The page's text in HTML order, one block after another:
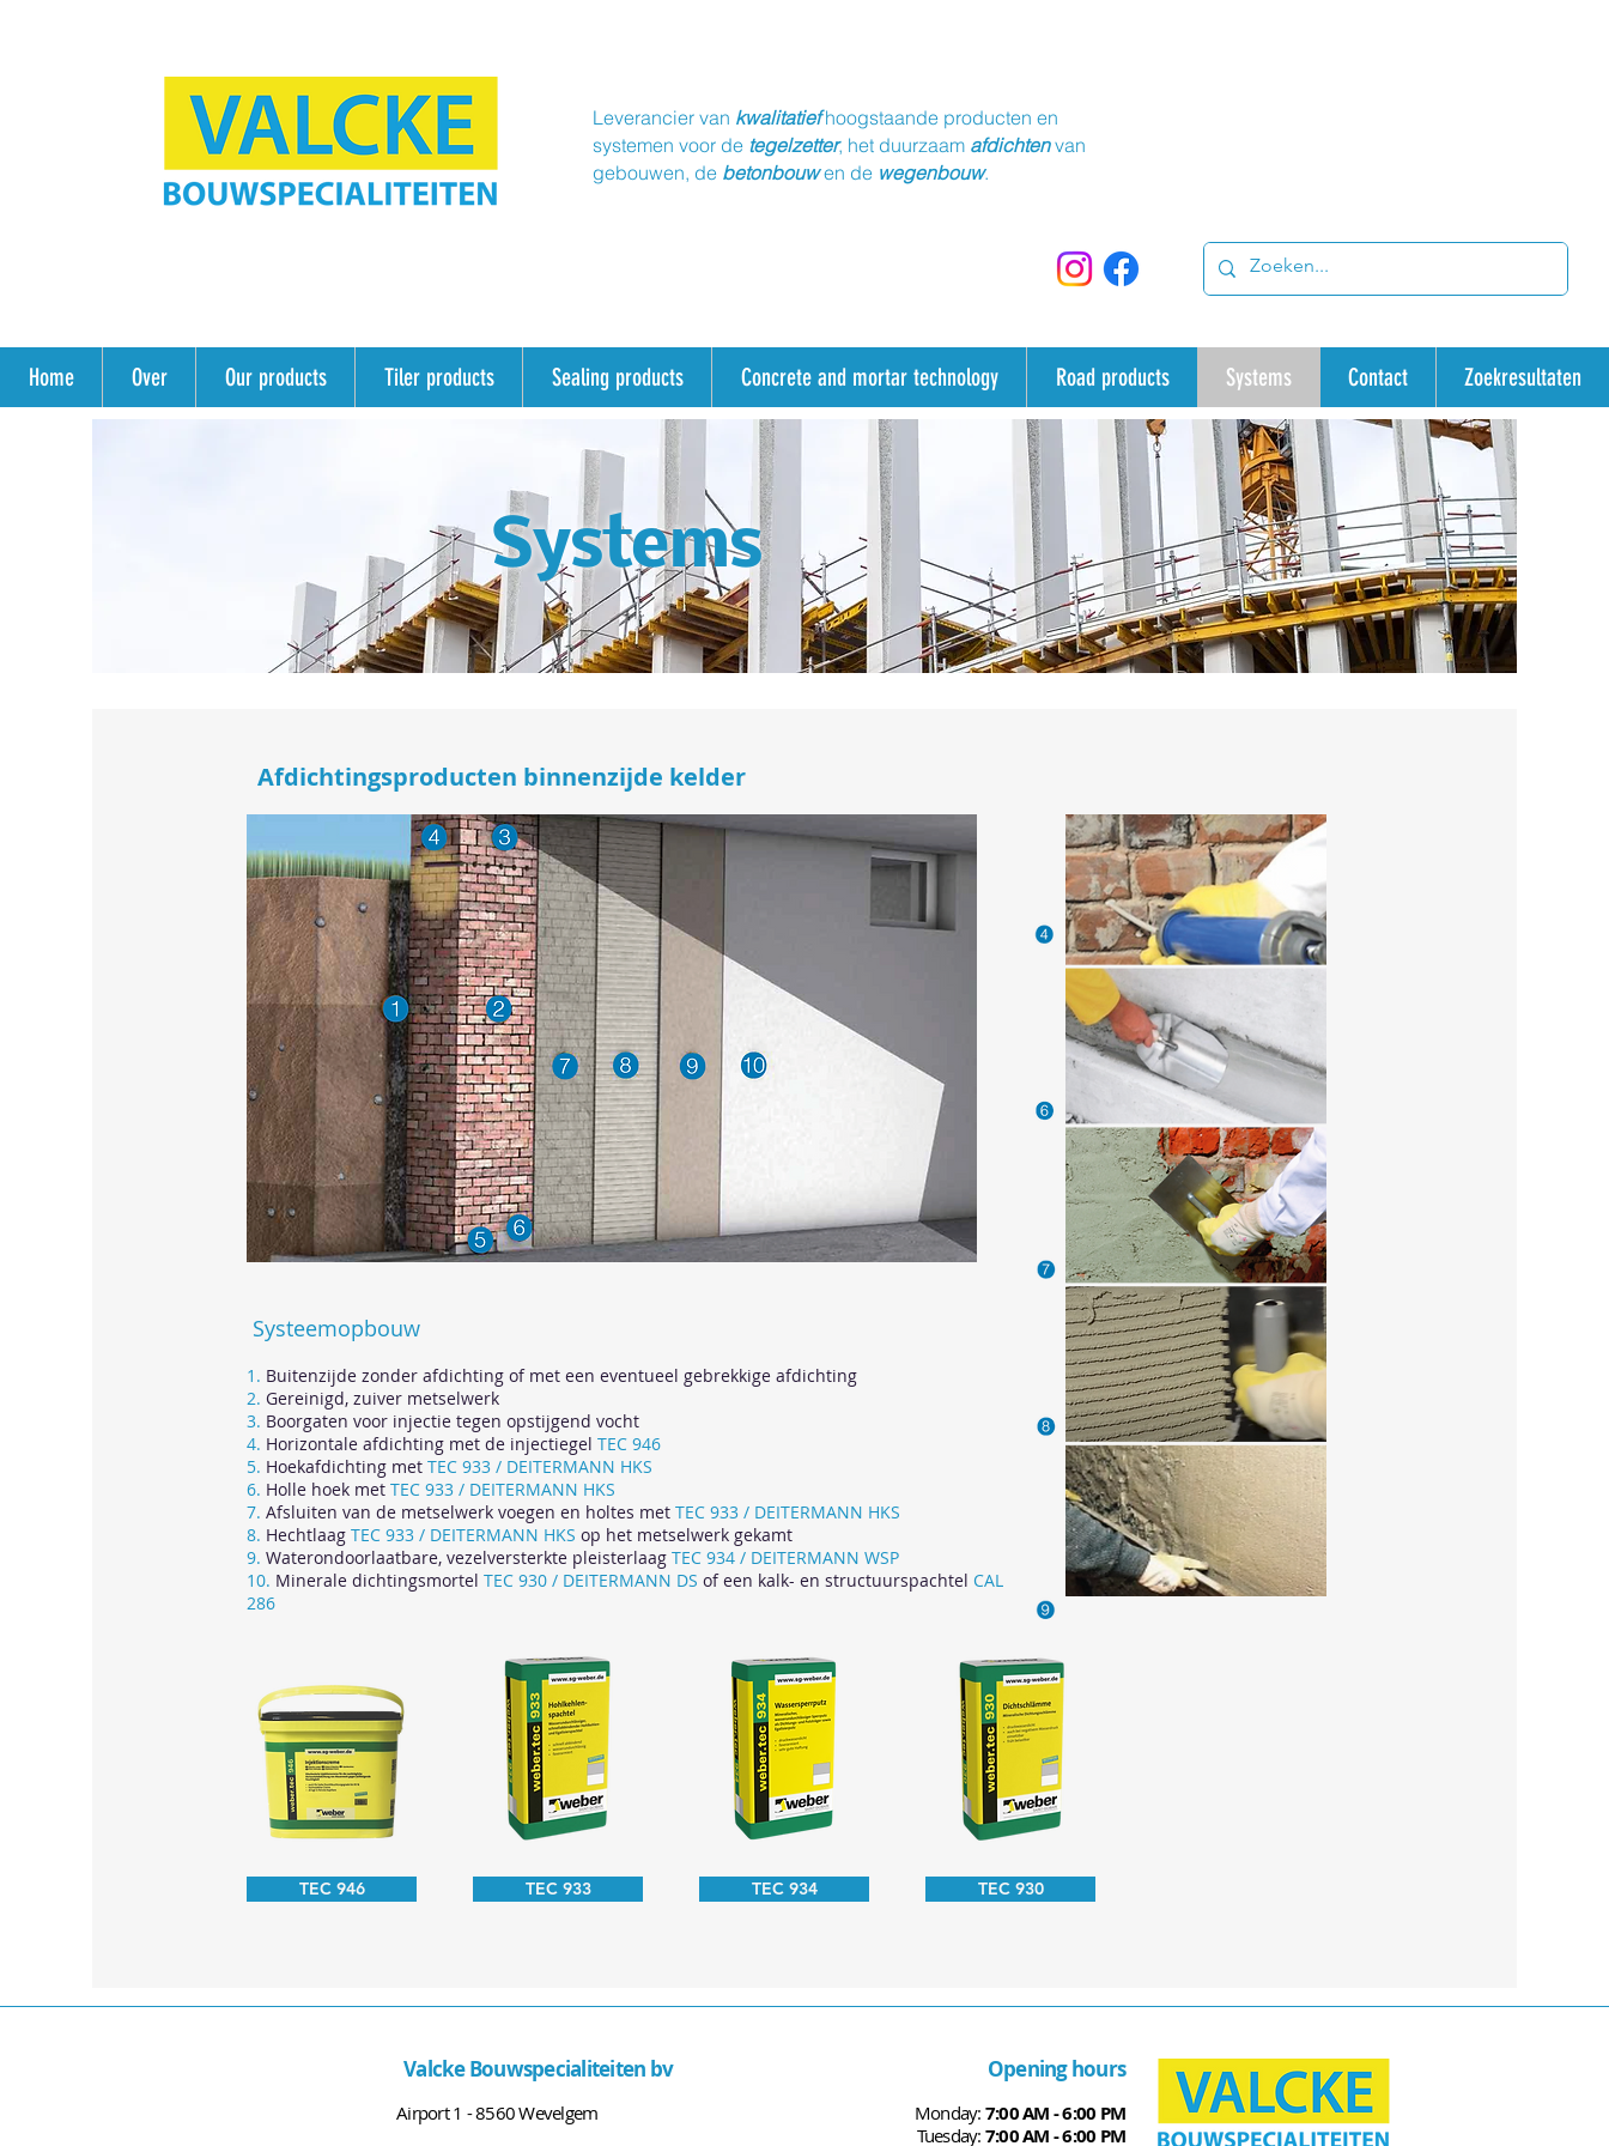
Leverancier van kwalitatiefhoogstaande producten en
systemen voor de tegelzetter, het duurzaam afdichtenvan
gebouwen, de betonbouwen de wegenbouw.
Home Over Our products Tiler products Sealing products Concrete and mortar technology Road products Systems Contact Zoekresultaten
Systems
Afdichtingsproducten binnenzijde kelder
Systeemopbouw
1. Buitenzijde zonder afdichting of met een eventueel gebrekkige afdichting
2. Gereinigd, zuiver metselwerk
3. Boorgaten voor injectie tegen opstijgend vocht
4. Horizontale afdichting met de injectiegel TEC 946
5. Hoekafdichting met TEC 933 / DEITERMANN HKS
6. Holle hoek met TEC 933 / DEITERMANN HKS
7. Afsluiten van de metselwerk voegen en holtes met TEC 933 / DEITERMANN HKS
8. Hechtlaag TEC 933 / DEITERMANN HKS op het metselwerk gekamt
9. Waterondoorlaatbare, vezelversterkte pleisterlaag TEC 934 / DEITERMANN WSP
10. Minerale dichtingsmortel TEC 930 / DEITERMANN DS of een kalk- en structuurspachtel CAL
286
TEC 946 TEC 933 TEC 934 TEC 930
Valcke Bouwspecialiteiten bv Opening hours
Airport 1 - 8560 Wevelgem
Monday: 7:00 AM - 6:00 PM
Tuesday: 7:00 AM - 6:00 PM